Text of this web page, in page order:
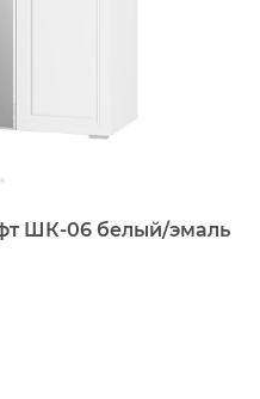
ШК-06 белый/эмаль